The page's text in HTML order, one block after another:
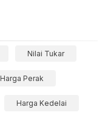
Nilai Tukar
Harga Perak
Harga Kedelai